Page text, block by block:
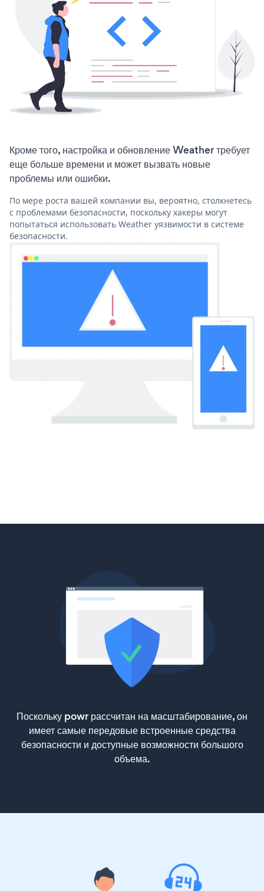
Кроме того, настройка и обновление Weather требует
еще больше времени и может вызвать новые
проблемы или ошибки.
По мере роста вашей компании вы, вероятно, столкнетесь
с проблемами безопасности, поскольку хакеры могут
попытаться использовать Weather уязвимости в системе
безопасности.
Поскольку powr рассчитан на масштабирование, он
имеет самые передовые встроенные средства
безопасности и доступные возможности большого
объема.